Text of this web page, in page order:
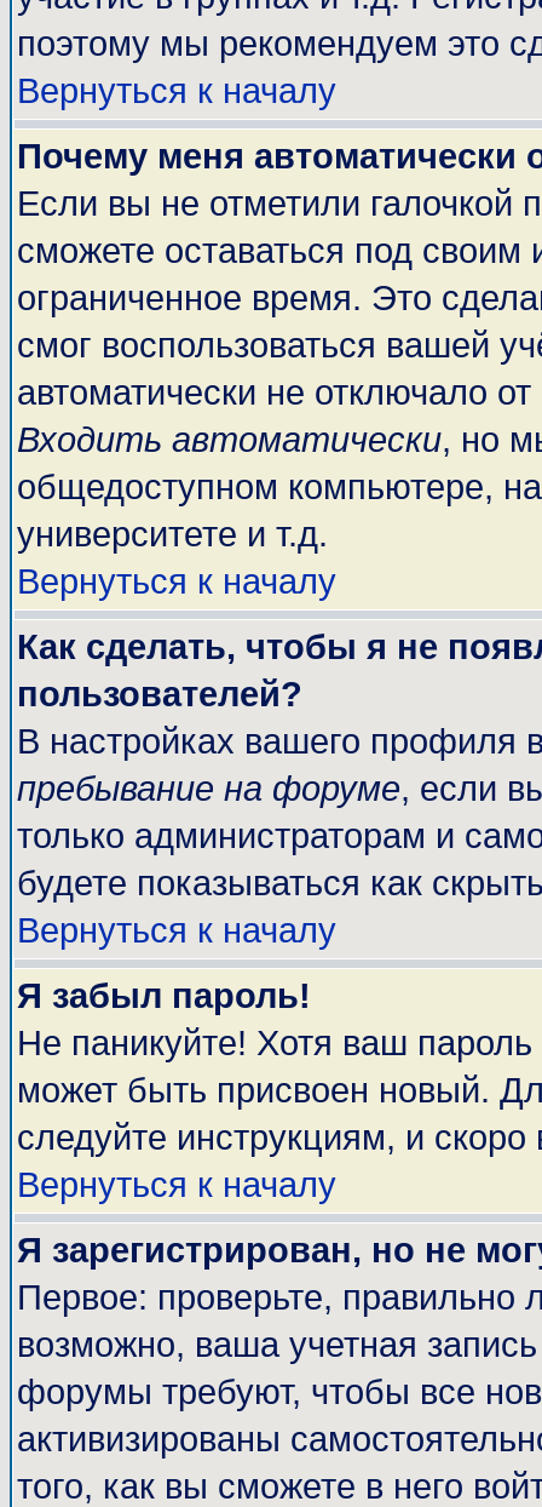
поэтому мы рекомендуем это
Вернуться к началу
Почему меня автоматически
Если вы не отметили галочкой
сможете оставаться под
ограниченное время. Это
смог воспользоваться вашей
автоматически не отключало
Входить автоматически, но
общедоступном компьютере,
университете и т.д.
Вернуться к началу
Как сделать, чтобы я не
пользователей?
В настройках вашего профиля
пребывание на форуме, если
только администраторам и
будете показываться как
Вернуться к началу
Я забыл пароль!
Не паникуйте! Хотя ваш
может быть присвоен новый.
следуйте инструкциям, и
Вернуться к началу
Я зарегистрирован, но не
Первое: проверьте, правильно
возможно, ваша учетная
форумы требуют, чтобы все
активизированы
того, как вы сможете в него